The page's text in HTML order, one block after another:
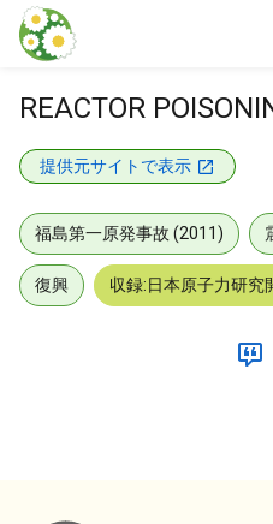
本文に飛ぶ
REACTOR
提供元サイトで表示
福島第一原発事故 (2011)
復興 収録:日本原子力研究